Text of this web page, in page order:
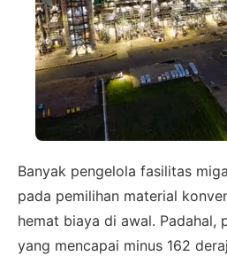
Banyak pengelola fasilitas
pada pemilihan material
hemat biaya di awal. Padahal,
yang mencapai minus 162